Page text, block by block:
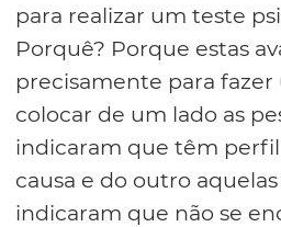
para realizar um teste
Porquê? Porque estas
precisamente para
colocar de um lado as
indicaram que têm
causa e do outro
indicaram que não se